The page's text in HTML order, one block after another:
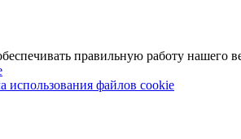
правильную работу нашего
использования файлов cookie